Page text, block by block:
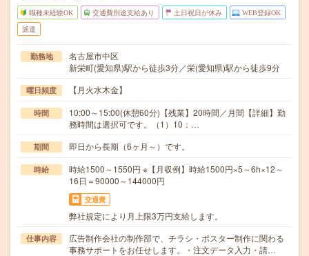
職種未経験OK 交通費別途支給あり 土日祝日が休み WEB登録OK
派遣
勤務地
名古屋市中区
新栄町(愛知県)駅から徒歩3分／栄(愛知県)駅から徒歩9分
曜日頻度 【月火水木金】
時間
10:00～15:00(休憩60分)【残業】20時間／月間【詳細】勤
務時間は選択可です。（1）10：…
期間 即日から長期（6ヶ月～）です。
時給
時給1500～1550円 ※【月収例】時給1500円×5～6h×12～
16日＝90000～144000円
交通費
弊社規定により月上限3万円支給します。
仕事内容
広告制作会社の制作部で、チラシ・ポスター制作に関わる
事務サポートをお任せします。・注文データ入力・請…